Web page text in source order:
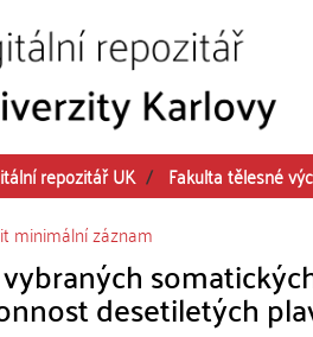
repozitář UK Fakulta tělesné
minimální záznam
desetiletých